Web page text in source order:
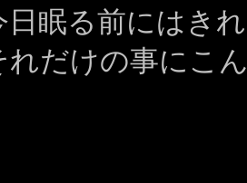
日眠る前にはき
れだけの事にこ